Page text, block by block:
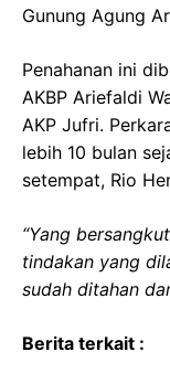
Gunung Agung
Penahanan ini
AKBP Ariefaldi
AKP Jufri.
lebih 10 bulan
setempat, Rio
“Yang
tindakan yang
sudah ditahan
Berita terkait :